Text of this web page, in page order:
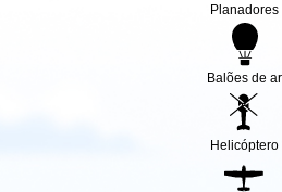
Planadores
Balões de ar
Helicóptero